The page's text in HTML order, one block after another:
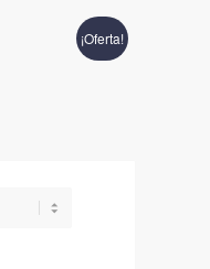
¡Oferta!